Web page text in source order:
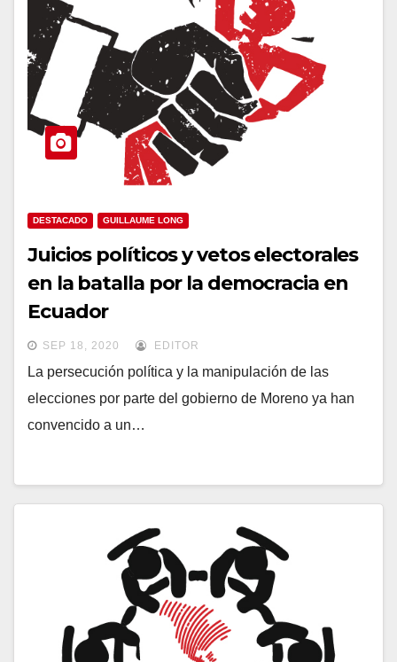
DESTACADO GUILLAUME LONG
Juicios políticos y vetos electorales
en la batalla por la democracia en
Ecuador
SEP 18, 2020 EDITOR
La persecución política y la manipulación de las
elecciones por parte del gobierno de Moreno ya han
convencido a un…